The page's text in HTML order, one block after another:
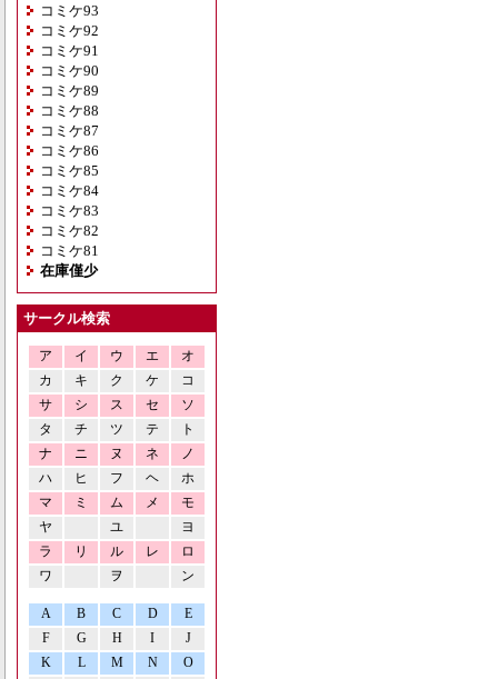
コミケ93
コミケ92
コミケ91
コミケ90
コミケ89
コミケ88
コミケ87
コミケ86
コミケ85
コミケ84
コミケ83
コミケ82
コミケ81
在庫僅少
サークル検索
ア イ ウ エ
オ
カ
キ ク ケ
コ
サ
シ ス セ
ソ
タ
チ ツ テ
ト
ナ
ニ ヌ ネ
ノ
ハ
ヒ フ ヘ
ホ
マ
ミ ム メ
モ
ヤ
ユ
ヨ
ラ
リ ル レ
ロ
ワ
ヲ ン
A B C D
E
F
G H I
J
K
L M N O